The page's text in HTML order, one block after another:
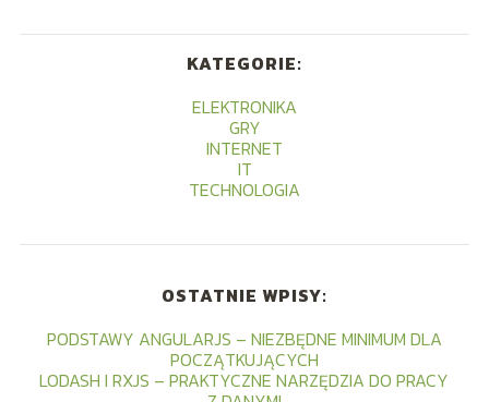
KATEGORIE:
ELEKTRONIKA
GRY
INTERNET
IT
TECHNOLOGIA
OSTATNIE WPISY:
PODSTAWY ANGULARJS – NIEZBĘDNE MINIMUM DLA
POCZĄTKUJĄCYCH
LODASH I RXJS – PRAKTYCZNE NARZĘDZIA DO PRACY